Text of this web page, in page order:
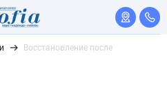
Восстановление после